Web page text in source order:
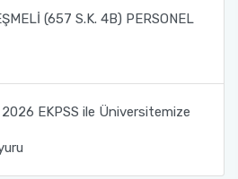
(657 S.K. 4B) PERSONEL
2026 EKPSS ile Üniversitemize
Müdürlüğü